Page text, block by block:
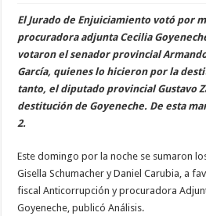
El Jurado de Enjuiciamiento votó por
procuradora adjunta Cecilia
votaron el senador provincial
García, quienes lo hicieron por la
tanto, el diputado provincial Gustavo
destitución de Goyeneche. De esta
2.
Este domingo por la noche se sumaron
Gisella Schumacher y Daniel Carubia, a
fiscal Anticorrupción y procuradora
Goyeneche, publicó Análisis.